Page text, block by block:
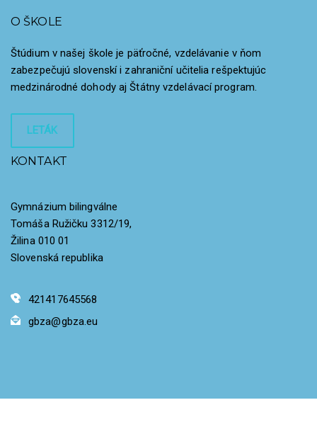
O ŠKOLE
Štúdium v našej škole je päťročné, vzdelávanie v ňom
zabezpečujú slovenskí i zahraniční učitelia rešpektujúc
medzinárodné dohody aj Štátny vzdelávací program.
LETÁK
KONTAKT
Gymnázium bilingválne
Tomáša Ružičku 3312/19,
Žilina 010 01
Slovenská republika
421417645568
gbza@gbza.eu